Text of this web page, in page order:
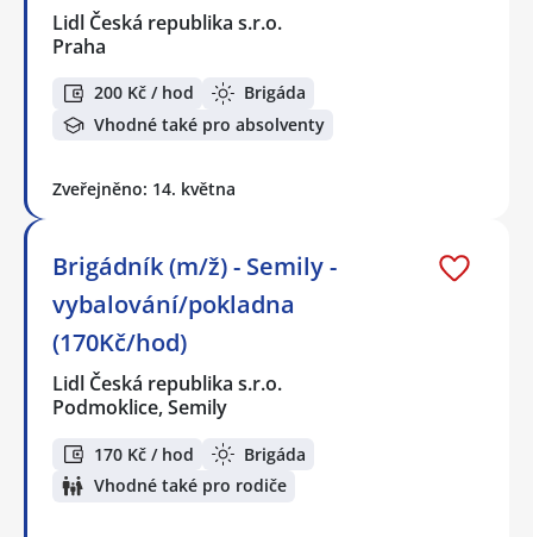
Lidl Česká republika s.r.o.
Praha
200 Kč / hod
Brigáda
Vhodné také pro absolventy
Zveřejněno: 14. května
Brigádník (m/ž) - Semily -
vybalování/pokladna
(170Kč/hod)
Lidl Česká republika s.r.o.
Podmoklice, Semily
170 Kč / hod
Brigáda
Vhodné také pro rodiče